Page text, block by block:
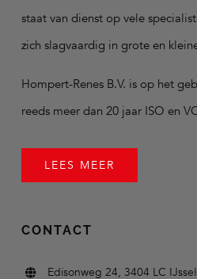
staat van dienst op vele
zich slagvaardig in grote en
Hompert-Renes B.V. is op het
reeds meer dan 20 jaar ISO en
LEES MEER
CONTACT
Edisonweg 24, 3404 LC